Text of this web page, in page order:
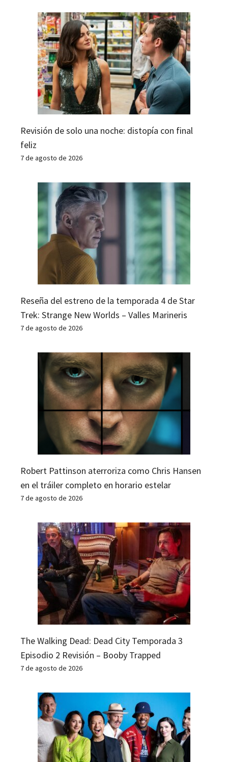
Revisión de solo una noche: distopía con final
feliz
7 de agosto de 2026
Reseña del estreno de la temporada 4 de Star
Trek: Strange New Worlds – Valles Marineris
7 de agosto de 2026
Robert Pattinson aterroriza como Chris Hansen
en el tráiler completo en horario estelar
7 de agosto de 2026
The Walking Dead: Dead City Temporada 3
Episodio 2 Revisión – Booby Trapped
7 de agosto de 2026